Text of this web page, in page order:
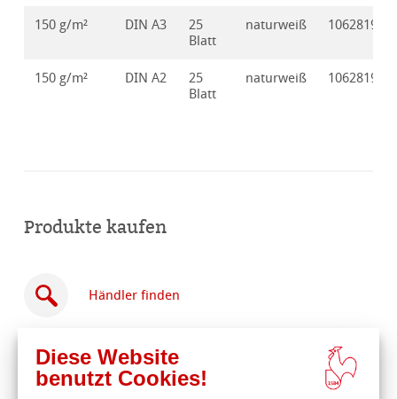
150 g/m² DIN A3
25
Blatt
naturweiß 10628193
150 g/m² DIN A2
25
Blatt
naturweiß 10628194
Produkte kaufen
Händler finden
Diese Website
benutzt Cookies!